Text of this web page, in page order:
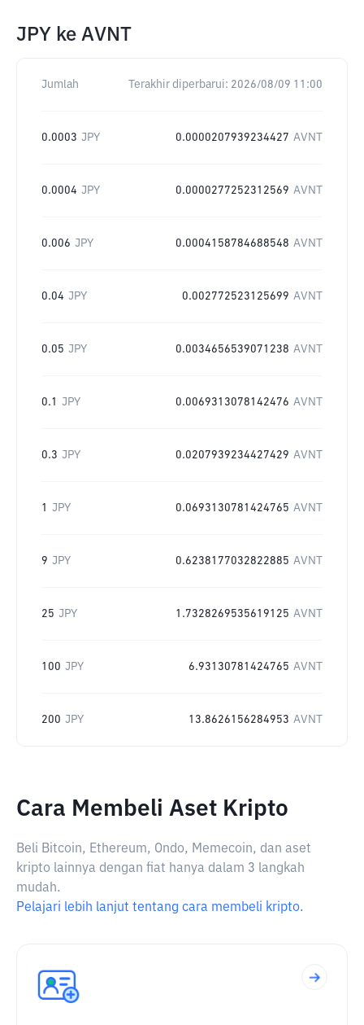
JPY ke AVNT
Jumlah Terakhir diperbarui: 2026/08/09 11:00
0.0003 JPY 0.0000207939234427 AVNT
0.0004 JPY 0.0000277252312569 AVNT
0.006 JPY 0.0004158784688548 AVNT
0.04 JPY 0.002772523125699 AVNT
0.05 JPY 0.0034656539071238 AVNT
0.1 JPY 0.0069313078142476 AVNT
0.3 JPY 0.0207939234427429 AVNT
1 JPY 0.0693130781424765 AVNT
9 JPY 0.6238177032822885 AVNT
25 JPY 1.7328269535619125 AVNT
100 JPY 6.93130781424765 AVNT
200 JPY 13.8626156284953 AVNT
Cara Membeli Aset Kripto
Beli Bitcoin, Ethereum, Ondo, Memecoin, dan aset
kripto lainnya dengan fiat hanya dalam 3 langkah
mudah.
Pelajari lebih lanjut tentang cara membeli kripto.